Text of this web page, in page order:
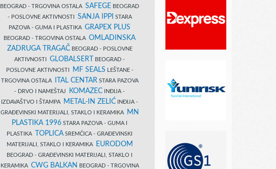
BEOGRAD - TRGOVINA OSTALA SAFEGE BEOGRAD
- POSLOVNE AKTIVNOSTI SANJA IPPI
STARA
PAZOVA - GUMA I PLASTIKA GRAPEX PLUS
BEOGRAD - TRGOVINA OSTALA OMLADINSKA
ZADRUGA TRAGAČBEOGRAD - POSLOVNE
AKTIVNOSTI GLOBALSERT
BEOGRAD -
POSLOVNE AKTIVNOSTI
MF SEALS LEŠTANE -
TRGOVINA OSTALA
ITAL CENTAR STARA PAZOVA
- DRVO I NAMEŠTAJ
KOMAZEC INĐIJA -
IZDAVAŠTVO I ŠTAMPA
METAL-IN ZELIĆ INĐIJA -
GRAĐEVINSKI MATERIJALI, STAKLO I KERAMIKA
MN
PLASTIKA 1996 STARA PAZOVA - GUMA I
PLASTIKA
TOPLICA SREMČICA - GRAĐEVINSKI
MATERIJALI, STAKLO I KERAMIKA
EURODOM
BEOGRAD - GRAĐEVINSKI MATERIJALI, STAKLO I
KERAMIKA CWG BALKAN
BEOGRAD - TRGOVINA